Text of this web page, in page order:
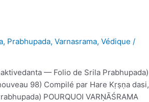
, Prabhupada,Varnasrama,Védique /
— Folio de Srila Prabhupada)
98) Compilé par Hare Kṛṣṇa dasi,
POURQUOI VARṆĀŚRAMA